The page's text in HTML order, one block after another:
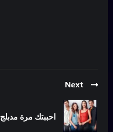
Next
احببتك مرة مدبلج